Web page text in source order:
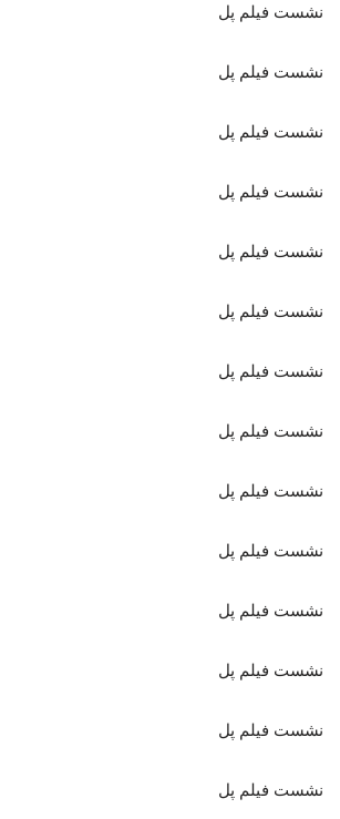
نشست فیلم پل
نشست فیلم پل
نشست فیلم پل
نشست فیلم پل
نشست فیلم پل
نشست فیلم پل
نشست فیلم پل
نشست فیلم پل
نشست فیلم پل
نشست فیلم پل
نشست فیلم پل
نشست فیلم پل
نشست فیلم پل
نشست فیلم پل